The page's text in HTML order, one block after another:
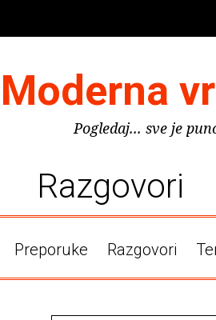
Moderna
Pogledaj... sve je
Razgovori
Preporuke Razgovori